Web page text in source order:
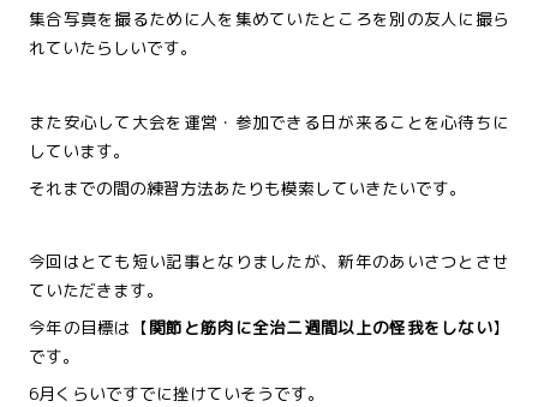
集合写真を撮るために人を集めていたところを別の友人に撮ら
れていたらしいです。
また安心して大会を運営・参加できる日が来ることを心待ちに
しています。
それまでの間の練習方法あたりも模索していきたいです。
今回はとても短い記事となりましたが、新年のあいさつとさせ
ていただきます。
今年の目標は【関節と筋肉に全治二週間以上の怪我をしない】
です。
6月くらいですでに挫けていそうです。